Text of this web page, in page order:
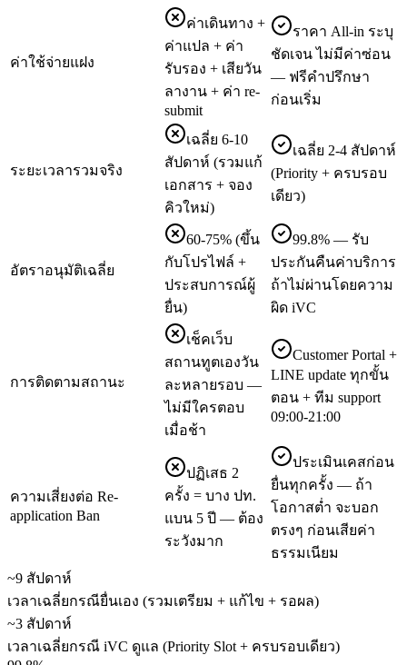
ค่าใช้จ่ายแฝง
ค่าเดินทาง +
ค่าแปล + ค่า
รับรอง + เสียวัน
ลางาน + ค่า re-
submit
ราคา All-in ระบุ
ชัดเจน ไม่มีค่าซ่อน
— ฟรีคำปรึกษา
ก่อนเริ่ม
ระยะเวลารวมจริง
เฉลี่ย 6-10
สัปดาห์ (รวมแก้
เอกสาร + จอง
คิวใหม่)
เฉลี่ย 2-4 สัปดาห์
(Priority + ครบรอบ
เดียว)
อัตราอนุมัติเฉลี่ย
60-75% (ขึ้น
กับโปรไฟล์ +
ประสบการณ์ผู้
ยื่น)
99.8% — รับ
ประกันคืนค่าบริการ
ถ้าไม่ผ่านโดยความ
ผิด iVC
การติดตามสถานะ
เช็คเว็บ
สถานทูตเองวัน
ละหลายรอบ —
ไม่มีใครตอบ
เมื่อช้า
Customer Portal +
LINE update ทุกขั้น
ตอน + ทีม support
09:00-21:00
ความเสี่ยงต่อ Re-
application Ban
ปฏิเสธ 2
ครั้ง = บาง ปท.
แบน 5 ปี — ต้อง
ระวังมาก
ประเมินเคสก่อน
ยื่นทุกครั้ง — ถ้า
โอกาสต่ำ จะบอก
ตรงๆ ก่อนเสียค่า
ธรรมเนียม
~9 สัปดาห์
เวลาเฉลี่ยกรณียื่นเอง (รวมเตรียม + แก้ไข + รอผล)
~3 สัปดาห์
เวลาเฉลี่ยกรณี iVC ดูแล (Priority Slot + ครบรอบเดียว)